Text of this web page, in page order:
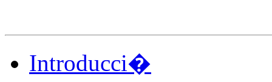
Introducci�